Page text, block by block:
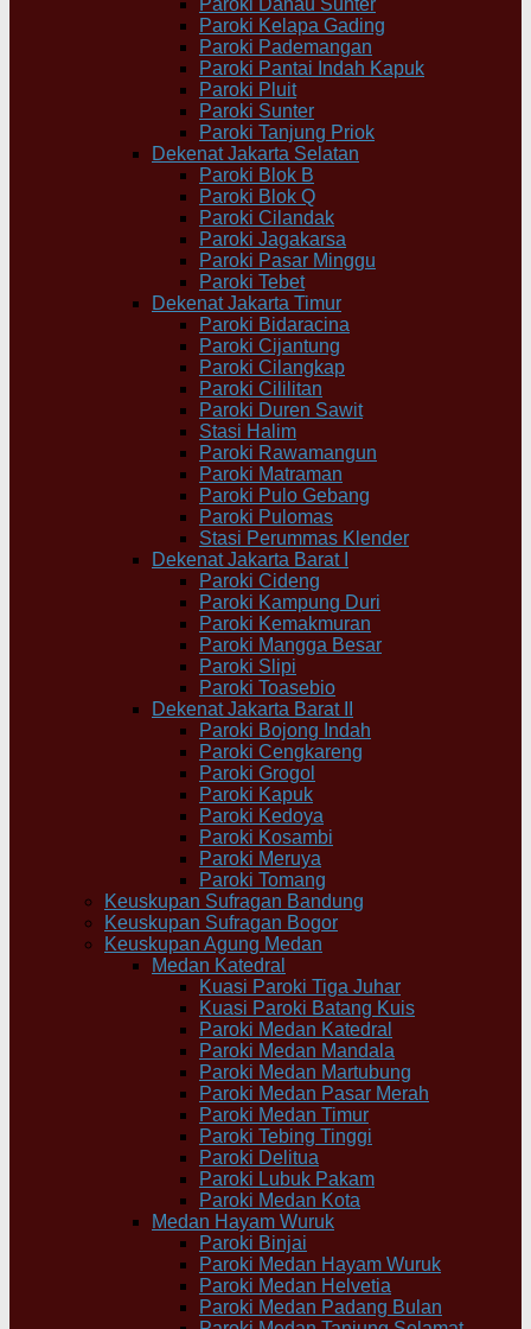
Paroki Danau Sunter
Paroki Kelapa Gading
Paroki Pademangan
Paroki Pantai Indah Kapuk
Paroki Pluit
Paroki Sunter
Paroki Tanjung Priok
Dekenat Jakarta Selatan
Paroki Blok B
Paroki Blok Q
Paroki Cilandak
Paroki Jagakarsa
Paroki Pasar Minggu
Paroki Tebet
Dekenat Jakarta Timur
Paroki Bidaracina
Paroki Cijantung
Paroki Cilangkap
Paroki Cililitan
Paroki Duren Sawit
Stasi Halim
Paroki Rawamangun
Paroki Matraman
Paroki Pulo Gebang
Paroki Pulomas
Stasi Perummas Klender
Dekenat Jakarta Barat I
Paroki Cideng
Paroki Kampung Duri
Paroki Kemakmuran
Paroki Mangga Besar
Paroki Slipi
Paroki Toasebio
Dekenat Jakarta Barat II
Paroki Bojong Indah
Paroki Cengkareng
Paroki Grogol
Paroki Kapuk
Paroki Kedoya
Paroki Kosambi
Paroki Meruya
Paroki Tomang
Keuskupan Sufragan Bandung
Keuskupan Sufragan Bogor
Keuskupan Agung Medan
Medan Katedral
Kuasi Paroki Tiga Juhar
Kuasi Paroki Batang Kuis
Paroki Medan Katedral
Paroki Medan Mandala
Paroki Medan Martubung
Paroki Medan Pasar Merah
Paroki Medan Timur
Paroki Tebing Tinggi
Paroki Delitua
Paroki Lubuk Pakam
Paroki Medan Kota
Medan Hayam Wuruk
Paroki Binjai
Paroki Medan Hayam Wuruk
Paroki Medan Helvetia
Paroki Medan Padang Bulan